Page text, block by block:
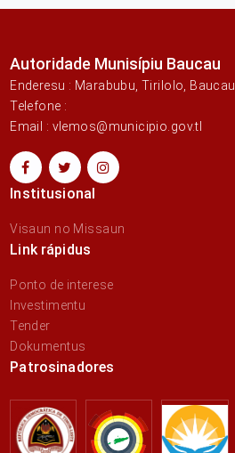
Autoridade Munisípiu Baucau
Enderesu : Marabubu, Tirilolo, Baucau
Telefone :
Email : vlemos@municipio.gov.tl
Institusional
Visaun no Missaun
Link rápidus
Ponto de interese
Investimentu
Tender
Dokumentus
Patrosinadores